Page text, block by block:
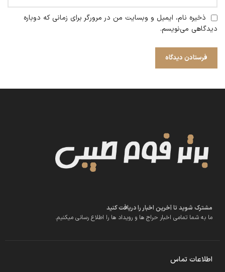
ذخیره نام، ایمیل و وبسایت من در مرورگر برای زمانی که دوباره
دیدگاهی می‌نویسم.
مشترک شوید تا آخرین اخبار را دریافت کنید
ما به شما تمامی اخبار حراج ها و رویداد ها را اطلاع رسانی میکنیم.
اطلاعات تماس